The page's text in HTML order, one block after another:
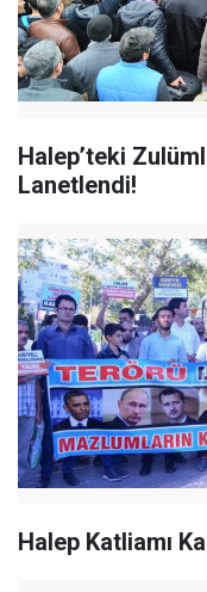
Halep’teki
Lanetlendi!
Halep Katliamı